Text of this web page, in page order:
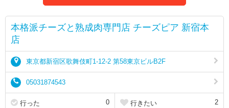
本格派チーズと熟成肉専門店 チーズピア 新宿本
店
東京都新宿区歌舞伎町1-12-2 第58東京ビルB2F
05031874543
行った 0 行きたい 2